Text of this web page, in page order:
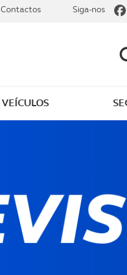
Golfe
Revista ACP Edição
impressa
VEÍCULOS
Contactos Siga-nos